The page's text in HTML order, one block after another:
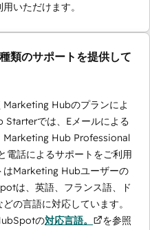
いただけます。
類のサポートを提供して
Marketing Hubのプランによ
では、Eメールによる
Marketing Hub Professional
電話によるサポートをご利用
はMarketing Hubユーザーの
は、英語、フランス語、ド
の言語に対応しています。
の対応言語。
を参照